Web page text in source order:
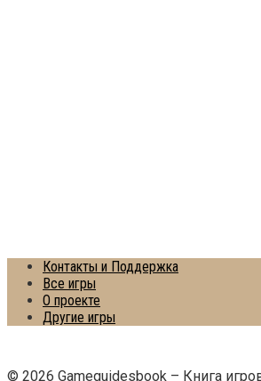
Контакты и Поддержка
Все игры
О проекте
Другие игры
© 2026 Gameguidesbook – Книга